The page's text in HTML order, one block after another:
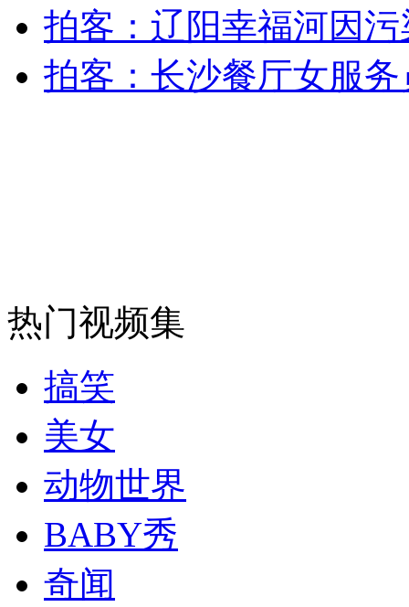
安徽一实载49人客车翻车
纽约上演“枕头大战”
司机酒驾遇交警 急速倒车逃窜
拍客：辽阳幸福河因
拍客：长沙餐厅女服
热门视频集
搞笑
美女
动物世界
BABY秀
奇闻